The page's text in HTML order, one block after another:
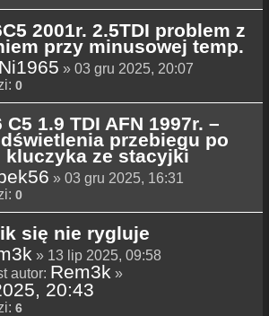
2001r. 2.5TDI problem z
przy minusowej temp.
» 03 gru 2025, 20:07
0
C5 1.9 TDI AFN 1997r. –
przebiegu po
kluczyka ze stacyjki
» 03 gru 2025, 16:31
0
się nie rygluje
» 13 lip 2025, 09:58
autor: Rem3k »
20:43
6